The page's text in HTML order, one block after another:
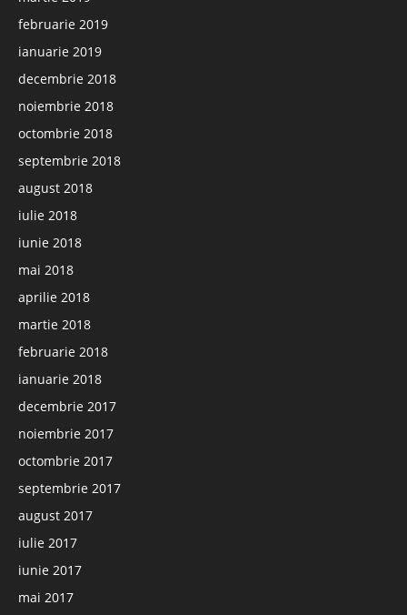
februarie 2019
ianuarie 2019
decembrie 2018
noiembrie 2018
octombrie 2018
septembrie 2018
august 2018
iulie 2018
iunie 2018
mai 2018
aprilie 2018
martie 2018
februarie 2018
ianuarie 2018
decembrie 2017
noiembrie 2017
octombrie 2017
septembrie 2017
august 2017
iulie 2017
iunie 2017
mai 2017